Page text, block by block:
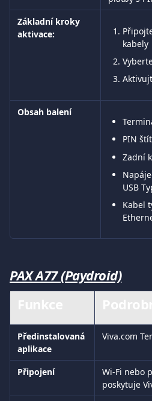
Základní kroky
aktivace:
kabely
Obsah balení
PIN štít
Zadní
USB
Kabel
PAX A77 (Paydroid)
Předinstalovaná
aplikace
Viva.com
Připojení
Wi-Fi nebo
poskytuje